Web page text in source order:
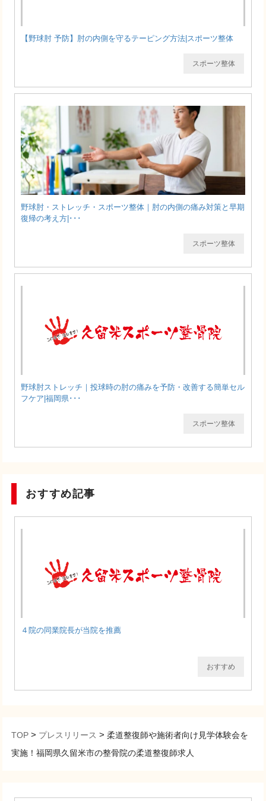
【野球肘 予防】肘の内側を守るテーピング方法|スポーツ整体
スポーツ整体
野球肘・ストレッチ・スポーツ整体｜肘の内側の痛み対策と早期
復帰の考え方|･･･
スポーツ整体
野球肘ストレッチ｜投球時の肘の痛みを予防・改善する簡単セル
フケア|福岡県･･･
スポーツ整体
おすすめ記事
４院の同業院長が当院を推薦
おすすめ
TOP > プレスリリース >柔道整復師や施術者向け見学体験会を
実施！福岡県久留米市の整骨院の柔道整復師求人